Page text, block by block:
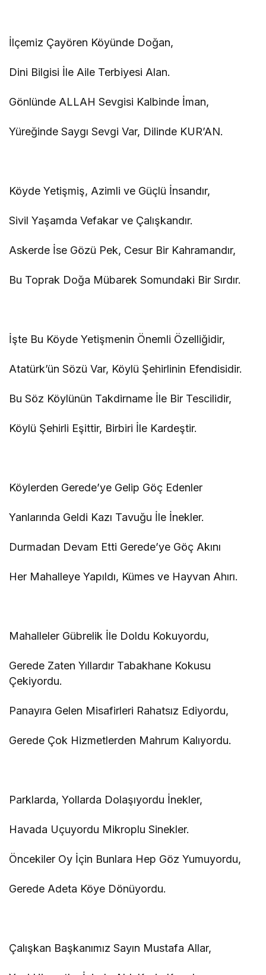
İlçemiz Çayören Köyünde Doğan,
Dini Bilgisi İle Aile Terbiyesi Alan.
Gönlünde ALLAH Sevgisi Kalbinde İman,
Yüreğinde Saygı Sevgi Var, Dilinde KUR’AN.
Köyde Yetişmiş, Azimli ve Güçlü İnsandır,
Sivil Yaşamda Vefakar ve Çalışkandır.
Askerde İse Gözü Pek, Cesur Bir Kahramandır,
Bu Toprak Doğa Mübarek Somundaki Bir Sırdır.
İşte Bu Köyde Yetişmenin Önemli Özelliğidir,
Atatürk’ün Sözü Var, Köylü Şehirlinin Efendisidir.
Bu Söz Köylünün Takdirname İle Bir Tescilidir,
Köylü Şehirli Eşittir, Birbiri İle Kardeştir.
Köylerden Gerede’ye Gelip Göç Edenler
Yanlarında Geldi Kazı Tavuğu İle İnekler.
Durmadan Devam Etti Gerede’ye Göç Akını
Her Mahalleye Yapıldı, Kümes ve Hayvan Ahırı.
Mahalleler Gübrelik İle Doldu Kokuyordu,
Gerede Zaten Yıllardır Tabakhane Kokusu
Çekiyordu.
Panayıra Gelen Misafirleri Rahatsız Ediyordu,
Gerede Çok Hizmetlerden Mahrum Kalıyordu.
Parklarda, Yollarda Dolaşıyordu İnekler,
Havada Uçuyordu Mikroplu Sinekler.
Öncekiler Oy İçin Bunlara Hep Göz Yumuyordu,
Gerede Adeta Köye Dönüyordu.
Çalışkan Başkanımız Sayın Mustafa Allar,